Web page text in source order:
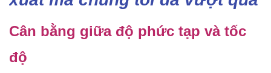
Cân bằng giữa độ phức tạp và tốc
độ